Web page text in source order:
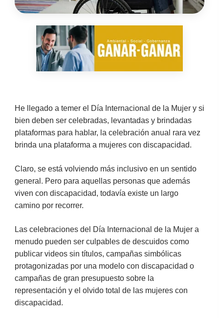
He llegado a temer el Día Internacional de la Mujer y si
bien deben ser celebradas, levantadas y brindadas
plataformas para hablar, la celebración anual rara vez
brinda una plataforma a mujeres con discapacidad.
Claro, se está volviendo más inclusivo en un sentido
general. Pero para aquellas personas que además
viven con discapacidad, todavía existe un largo
camino por recorrer.
Las celebraciones del Día Internacional de la Mujer a
menudo pueden ser culpables de descuidos como
publicar videos sin títulos, campañas simbólicas
protagonizadas por una modelo con discapacidad o
campañas de gran presupuesto sobre la
representación y el olvido total de las mujeres con
discapacidad.